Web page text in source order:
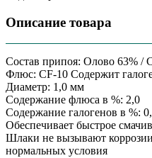
Описание товара
Состав припоя: Олово 63% /
Флюс: CF-10 Содержит
Диаметр: 1,0 мм
Содержание флюса в %: 2,0
Содержание галогенов в %:
Обеспечивает быстрое
Шлаки не вызывают
нормальных условия